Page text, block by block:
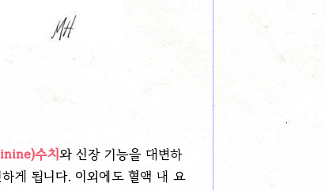
수치와 신장 기능을 대변하
게 됩니다. 이외에도 혈액 내 요